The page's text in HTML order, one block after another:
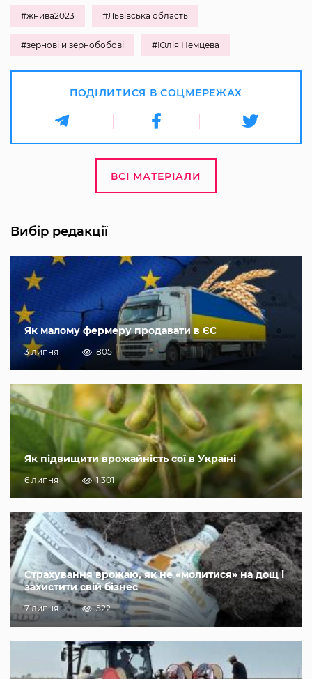
#жнива2023 #Львівська область
#зернові й зернобобові #Юлія Немцева
ПОДІЛИТИСЯ В СОЦМЕРЕЖАХ
ВСІ МАТЕРІАЛИ
Вибір редакції
Як малому фермеру продавати в ЄС
3 липня 805
Як підвищити врожайність сої в Україні
6 липня 1 301
Страхування врожаю, як не «молитися» на дощ і
захистити свій бізнес
7 липня 522